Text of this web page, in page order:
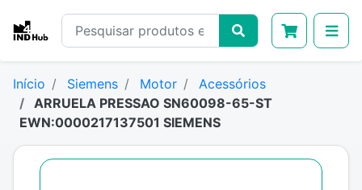
Início Siemens Motor
Acessórios
ARRUELA PRESSAO SN60098-65-ST
EWN:0000217137501 SIEMENS